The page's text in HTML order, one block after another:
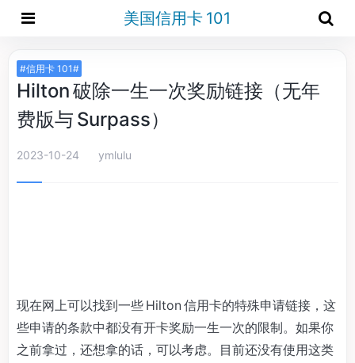
美国信用卡 101
#信用卡 101#
Hilton 破除一生一次奖励链接（无年
费版与 Surpass）
2023-10-24 ymlulu
现在网上可以找到一些 Hilton 信用卡的特殊申请链接，这
些申请的条款中都没有开卡奖励一生一次的限制。如果你
之前拿过，还想拿的话，可以考虑。目前还没有使用这类